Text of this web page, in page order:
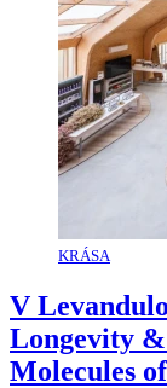
KRÁSA
V
Longevity
Molecules